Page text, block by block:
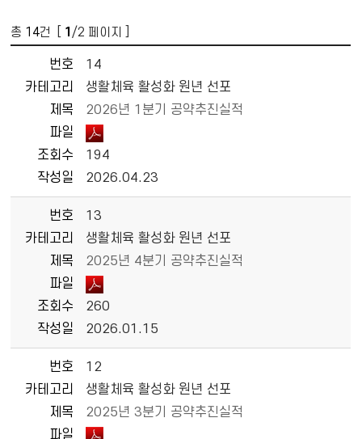
총 14건 [ 1/2 페이지 ]
번호
14
카테고리
생활체육 활성화 원년 선포
제목
2026년 1분기 공약추진실적
파일
조회수
194
작성일
2026.04.23
번호
13
카테고리
생활체육 활성화 원년 선포
제목
2025년 4분기 공약추진실적
파일
조회수
260
작성일
2026.01.15
번호
12
카테고리
생활체육 활성화 원년 선포
제목
2025년 3분기 공약추진실적
파일